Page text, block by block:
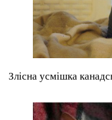
Злісна усмішка